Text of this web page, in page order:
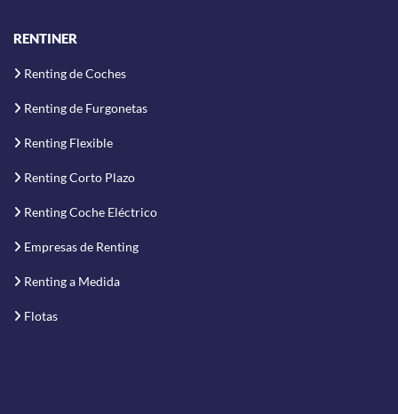
RENTINER
Renting de Coches
Renting de Furgonetas
Renting Flexible
Renting Corto Plazo
Renting Coche Eléctrico
Empresas de Renting
Renting a Medida
Flotas